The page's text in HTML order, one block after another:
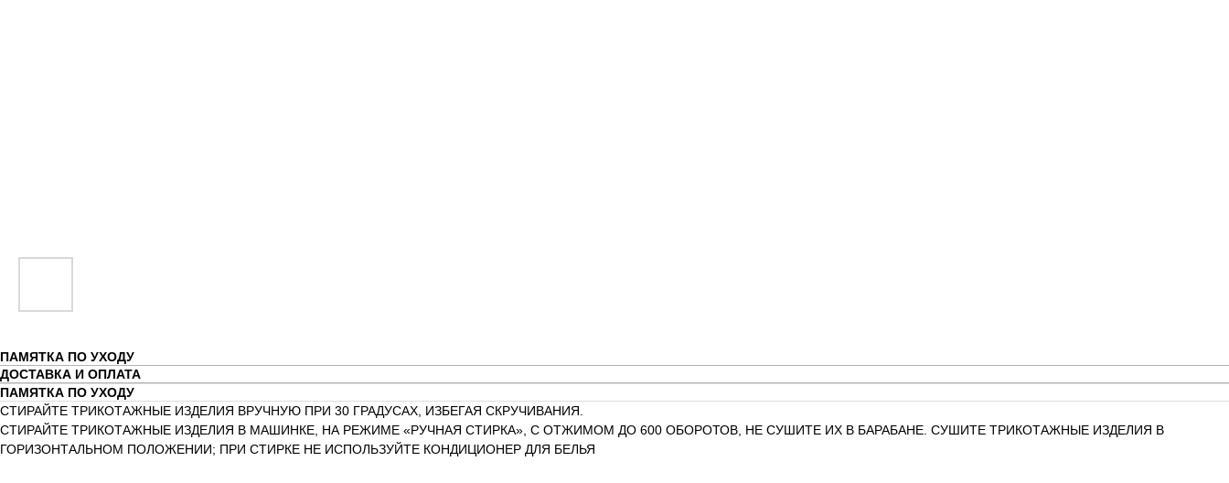
ПАМЯТКА ПО УХОДУ
ДОСТАВКА И ОПЛАТА
ПАМЯТКА ПО УХОДУ
СТИРАЙТЕ ТРИКОТАЖНЫЕ ИЗДЕЛИЯ ВРУЧНУЮ ПРИ 30 ГРАДУСАХ, ИЗБЕГАЯ СКРУЧИВАНИЯ.
СТИРАЙТЕ ТРИКОТАЖНЫЕ ИЗДЕЛИЯ В МАШИНКЕ, НА РЕЖИМЕ «РУЧНАЯ СТИРКА», С ОТЖИМОМ ДО 600 ОБОРОТОВ, НЕ СУШИТЕ ИХ В БАРАБАНЕ. СУШИТЕ ТРИКОТАЖНЫЕ ИЗДЕЛИЯ В
ГОРИЗОНТАЛЬНОМ ПОЛОЖЕНИИ; ПРИ СТИРКЕ НЕ ИСПОЛЬЗУЙТЕ КОНДИЦИОНЕР ДЛЯ БЕЛЬЯ